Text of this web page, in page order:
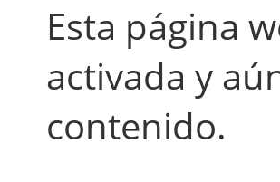
Esta página
activada y
contenido.